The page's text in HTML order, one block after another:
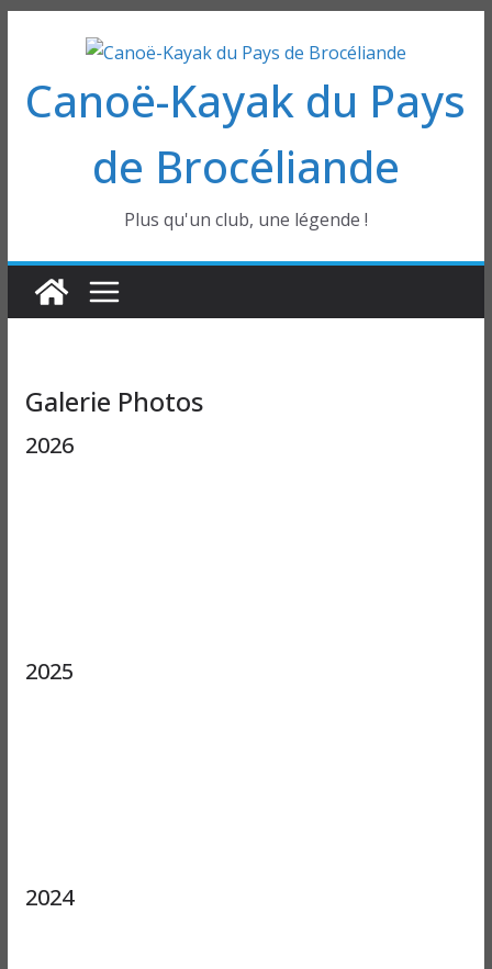
contenu
Canoë-Kayak du Pays
de Brocéliande
Plus qu'un club, une légende !
Galerie Photos
2026
2025
2024